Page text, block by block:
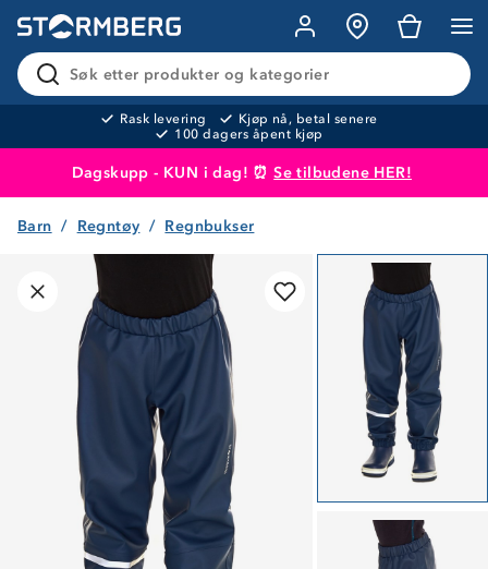
Søk etter produkter og kategorier
Rask levering
Kjøp nå, betal senere
100 dagers åpent kjøp
Dagskupp - KUN i dag! ⏰Se tilbudene HER!
Produktet er lagt i handlekurven
Barn Regntøy Regnbukser